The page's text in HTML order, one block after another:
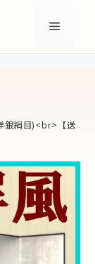
メ
銀絹目)<br>【送